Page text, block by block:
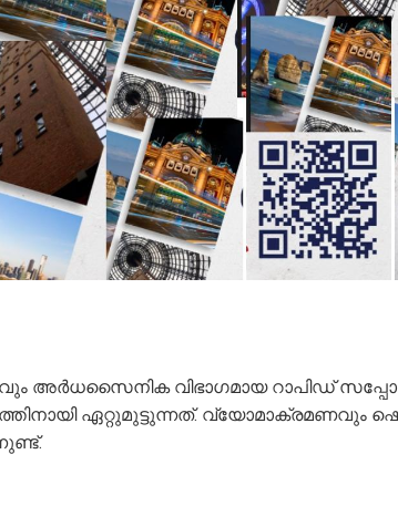
അര്‍ധസൈനിക വിഭാഗമായ റാപിഡ്
ഏറ്റുമുട്ടുന്നത്. വ്യോമാക്രമണവും